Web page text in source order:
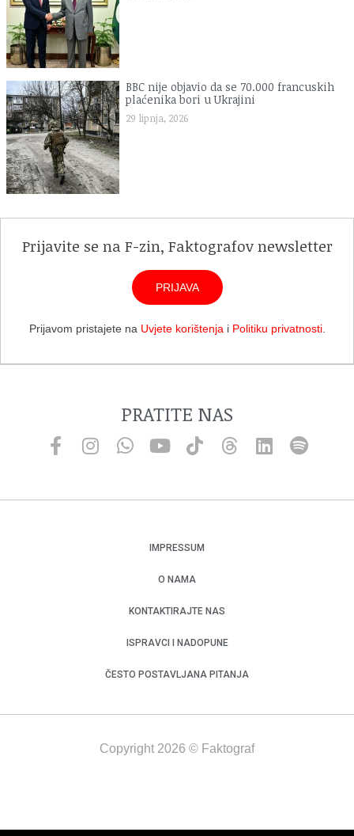
BBC nije objavio da se 70.000 francuskih
plaćenika bori u Ukrajini
29 lipnja, 2026
Prijavite se na F-zin, Faktografov newsletter
PRIJAVA
Prijavom pristajete na Uvjete korištenja i Politiku privatnosti.
PRATITE NAS
IMPRESSUM
O NAMA
KONTAKTIRAJTE NAS
ISPRAVCI I NADOPUNE
ČESTO POSTAVLJANA PITANJA
Copyright 2026 © Faktograf